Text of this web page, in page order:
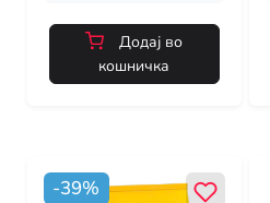
Додај во
кошничка
-39%